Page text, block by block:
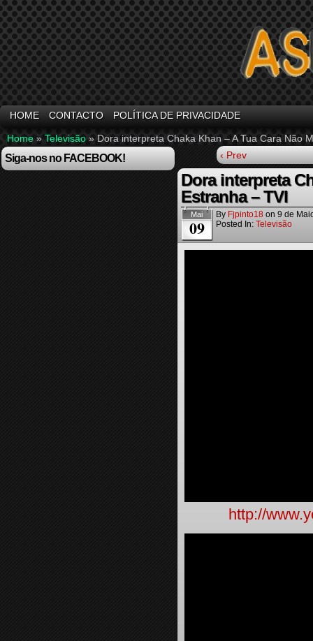
HOME CONTACTO POLÍTICA DE PRIVACIDADE
Home » Televisão » Dora interpreta Chaka Khan – A Tua Cara Não
Siga-nos no FACEBOOK! ‹ Prev
Dora interpreta
Estranha – TVI
Mai
09
By Fjpinto18 on 9 de
Posted In: Televisão
http://